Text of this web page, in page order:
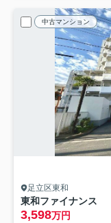
中古マンション
足立区東和
東和ファイナンス
3,598万円